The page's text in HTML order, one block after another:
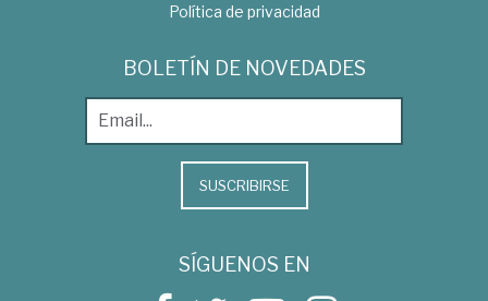
Política de privacidad
BOLETÍN DE NOVEDADES
SUSCRIBIRSE
SÍGUENOS EN